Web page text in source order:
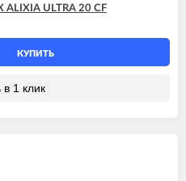
ALIXIA ULTRA 20 CF
ALIXIA ULTRA 20 FF
ALIXIA ULTRA 24 CF
ALIXIA ULTRA 24 FF
INOA ULTRA 24 FF
PIGMA ULTRA 25 FF
PIGMA ULTRA SYSTEM 25 CF
PIGMA ULTRA SYSTEM 25 FF
КУПИТЬ
в 1 клик